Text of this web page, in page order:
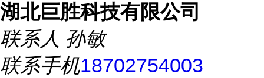
湖北巨胜科技有限公司
联系人 孙敏
联系手机18702754003